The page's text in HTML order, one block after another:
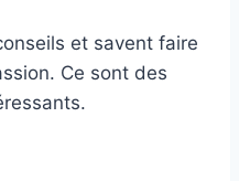
et savent faire
Ce sont des